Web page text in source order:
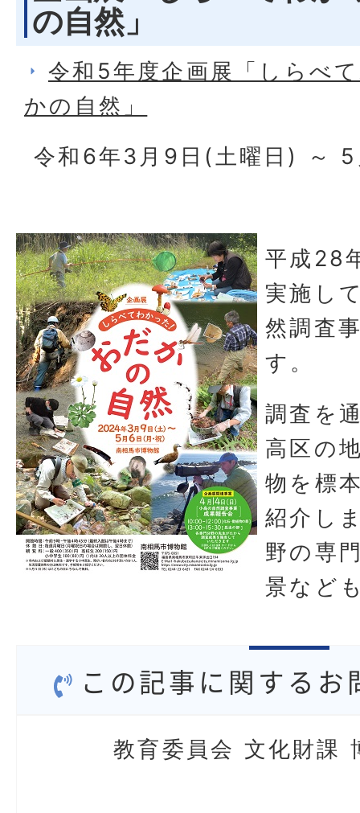
の自然」
令和5年度企画展「しらべ
かの自然」
令和6年3月9日(土曜日) ～
平成28
実施し
然調査
す。
調査を
高区の
物を標
紹介し
野の専
景など
この記事に関するお
教育委員会 文化財課